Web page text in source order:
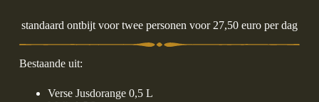
standaard ontbijt voor twee personen voor 27,50 euro per dag
Bestaande uit:
Verse Jusdorange 0,5 L